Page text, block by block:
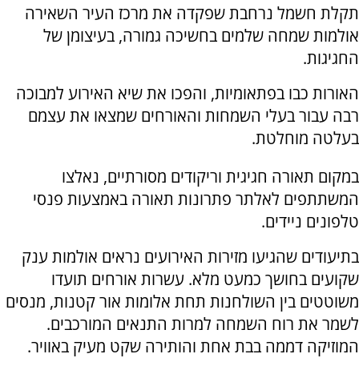
תקלת חשמל נרחבת שפקדה את מרכז העיר השאירה
אולמות שמחה שלמים בחשיכה גמורה, בעיצומן של
החגיגות.
האורות כבו בפתאומיות, והפכו את שיא האירוע למבוכה
רבה עבור בעלי השמחות והאורחים שמצאו את עצמם
בעלטה מוחלטת.
במקום תאורה חגיגית וריקודים מסורתיים, נאלצו
המשתתפים לאלתר פתרונות תאורה באמצעות פנסי
טלפונים ניידים.
בתיעודים שהגיעו מזירות האירועים נראים אולמות ענק
שקועים בחושך כמעט מלא. עשרות אורחים תועדו
משוטטים בין השולחנות תחת אלומות אור קטנות, מנסים
לשמר את רוח השמחה למרות התנאים המורכבים.
המוזיקה דממה בבת אחת והותירה שקט מעיק באוויר.